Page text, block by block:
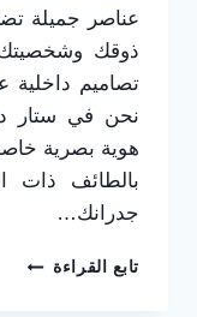
عناصر جميلة
ذوقك
تصاميم داخلية
نحن في ستار
هوية بصرية
بالطائف ذات
جدرانك…
تابع القراءة احدث